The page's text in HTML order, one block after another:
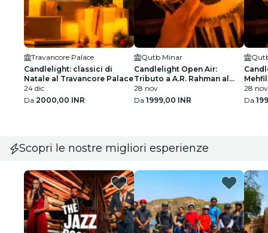
Travancore Palace
Candlelight: classici di
Natale al Travancore Palace
24 dic
Da 2000,00 INR
Qutb Minar
Candlelight Open Air:
Tributo a A.R. Rahman al
Qutub Minar
28 nov
Da 1999,00 INR
28 nov
Da
Scopri le nostre migliori esperienze